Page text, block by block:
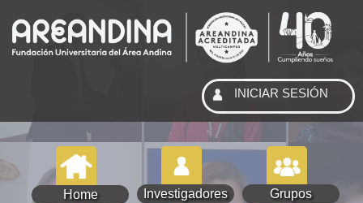
Home Investigadores Grupos
INICIAR SESIÓN